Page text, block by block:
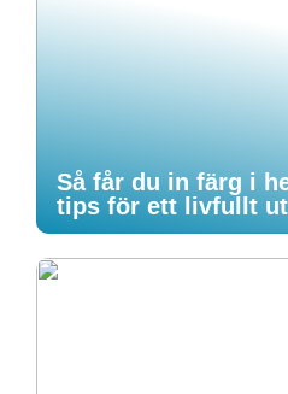
Så får du in färg i
tips för ett livfullt